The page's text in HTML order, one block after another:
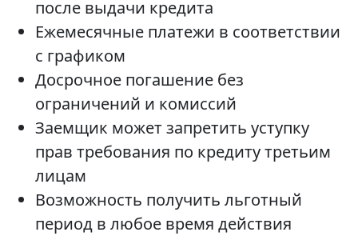
после выдачи кредита
Ежемесячные платежи в соответствии
с графиком
Досрочное погашение без
ограничений и комиссий
Заемщик может запретить уступку
прав требования по кредиту третьим
лицам
Возможность получить льготный
период в любое время действия